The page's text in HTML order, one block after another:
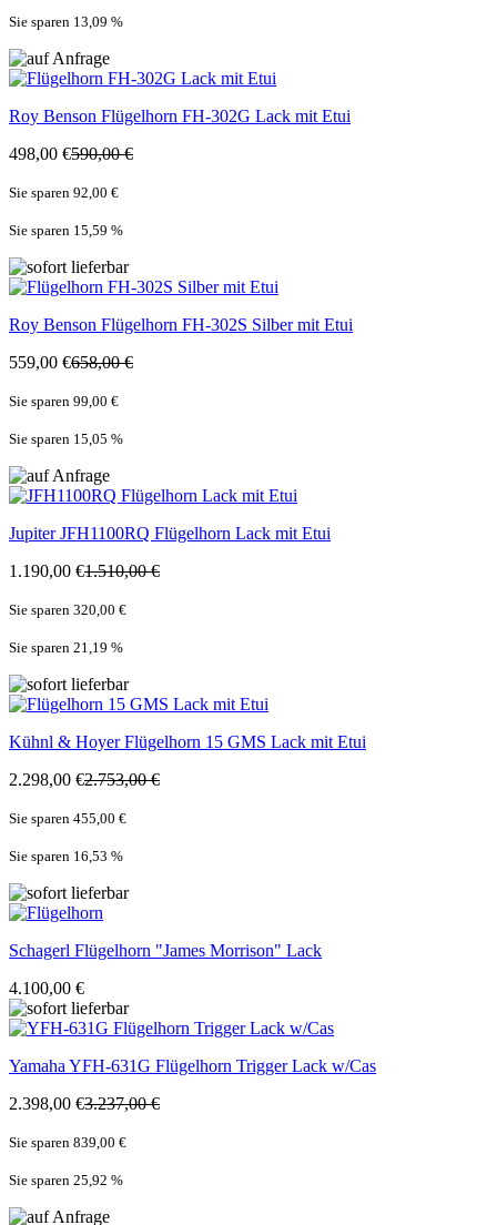
Sie sparen 13,09 %
Roy Benson Flügelhorn FH-302G Lack mit Etui
498,00 €590,00 €
Sie sparen 92,00 €
Sie sparen 15,59 %
Roy Benson Flügelhorn FH-302S Silber mit Etui
559,00 €658,00 €
Sie sparen 99,00 €
Sie sparen 15,05 %
JupiterJFH1100RQ Flügelhorn Lack mit Etui
1.190,00 €1.510,00 €
Sie sparen 320,00 €
Sie sparen 21,19 %
Kühnl & HoyerFlügelhorn 15 GMS Lack mit Etui
2.298,00 €2.753,00 €
Sie sparen 455,00 €
Sie sparen 16,53 %
Schagerl Flügelhorn "James Morrison" Lack
4.100,00 €
YamahaYFH-631G Flügelhorn Trigger Lack w/Cas
2.398,00 €3.237,00 €
Sie sparen 839,00 €
Sie sparen 25,92 %